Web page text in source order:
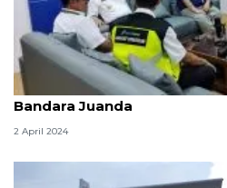
Enam maskapai ajukan
Bandara Juanda
2 April 2024